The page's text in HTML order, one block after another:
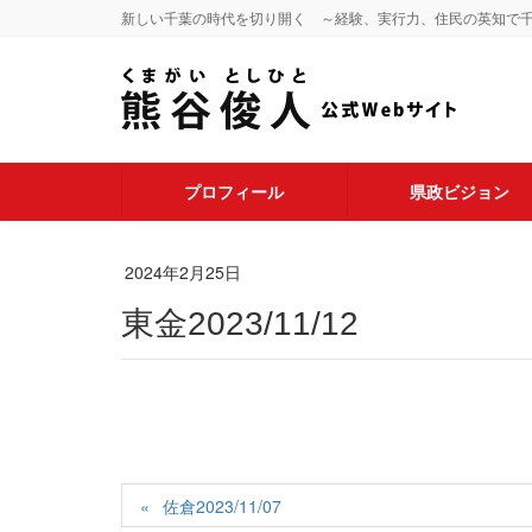
新しい千葉の時代を切り開く ～経験、実行力、住民の英知で
プロフィール 県政ビジョン
2024年2月25日
東金2023/11/12
佐倉2023/11/07